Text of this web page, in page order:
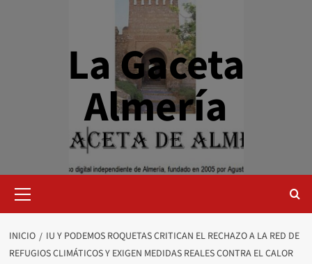
La Gaceta
Almería
primario
INICIO
IU Y PODEMOS ROQUETAS CRITICAN EL RECHAZO A LA RED DE
REFUGIOS CLIMÁTICOS Y EXIGEN MEDIDAS REALES CONTRA EL CALOR